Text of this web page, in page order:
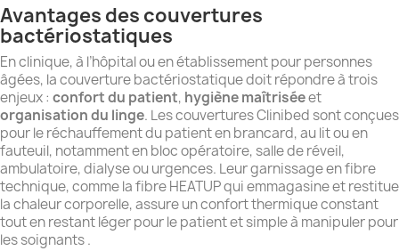
Avantages des couvertures
bactériostatiques
En clinique, à l’hôpital ou en établissement pour personnes
âgées, la couverture bactériostatique doit répondre à trois
enjeux : confort du patient, hygiène maîtriséeet
organisation du linge. Les couvertures Clinibed sont conçues
pour le réchauffement du patient en brancard, au lit ou en
fauteuil, notamment en bloc opératoire, salle de réveil,
ambulatoire, dialyse ou urgences. Leur garnissage en fibre
technique, comme la fibre HEATUP qui emmagasine et restitue
la chaleur corporelle, assure un confort thermique constant
tout en restant léger pour le patient et simple à manipuler pour
les soignants .